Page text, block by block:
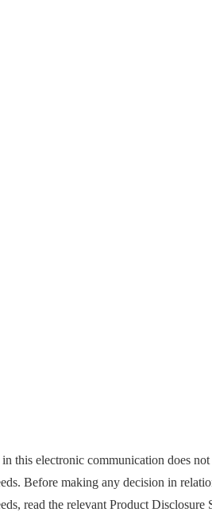
this electronic communication does
Before making any decision in
read the relevant Product